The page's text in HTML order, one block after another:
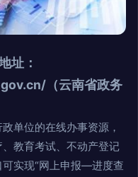
址 ：
（云南省政务
单位的在线办事资源，
教育考试、不动产登记
实现“网上申报—进度查